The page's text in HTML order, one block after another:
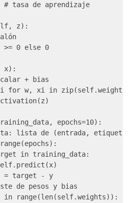
# tasa de aprendizaje
z):
>= 0 else 0
x):
+ bias
for w, xi in
epochs=10):
lista de (entrada, etiqueta)
in training_data:
= target - y
de pesos y bias
in range(len(self.weights)):